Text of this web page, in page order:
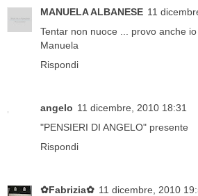
MANUELA ALBANESE 11
Tentar non nuoce ... provo anche io
Manuela
Rispondi
angelo 11 dicembre, 2010 18:31
"PENSIERI DI ANGELO" presente
Rispondi
✿Fabrizia✿ 11 dicembre, 2010